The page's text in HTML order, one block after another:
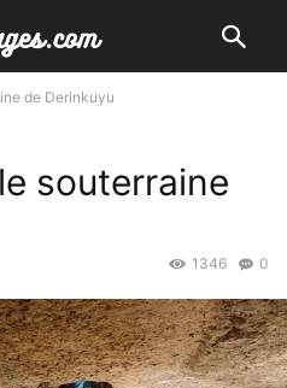
de Derinkuyu
souterraine
0
1346